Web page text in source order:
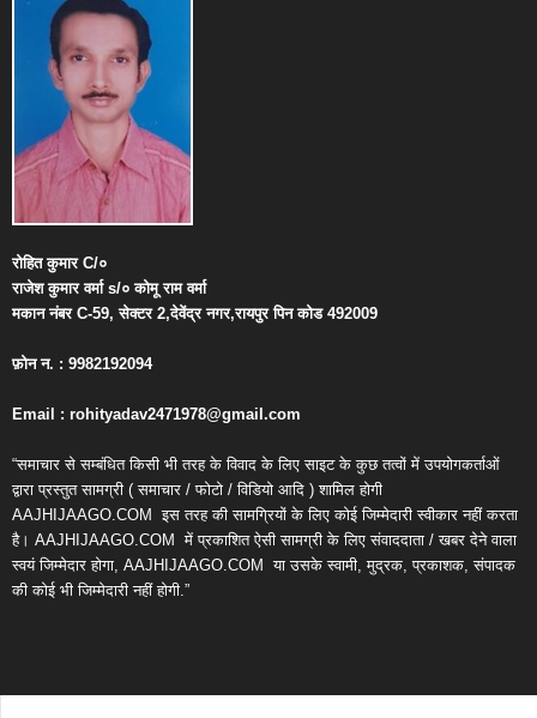
रोहित कुमारC/०
राजेश कुमार वर्माs/० कोमू राम वर्मा
मकान नंबरC-59,सेक्टर2,देवेंद्र नगर,रायपुर पिन कोड492009
फ़ोन न. : 9982192094
Email : rohityadav2471978@gmail.com
“समाचार से सम्बंधित किसी भी तरह के विवाद के लिए साइट के कुछ तत्वों में उपयोगकर्ताओं
द्वारा प्रस्तुत सामग्री ( समाचार / फोटो / विडियो आदि ) शामिल होगी
AAJHIJAAGO.COM इस तरह की सामग्रियों के लिए कोई जिम्मेदारी स्वीकार नहीं करता
है। AAJHIJAAGO.COM में प्रकाशित ऐसी सामग्री के लिए संवाददाता / खबर देने वाला
स्वयं जिम्मेदार होगा, AAJHIJAAGO.COM या उसके स्वामी, मुद्रक, प्रकाशक, संपादक
की कोई भी जिम्मेदारी नहीं होगी.”